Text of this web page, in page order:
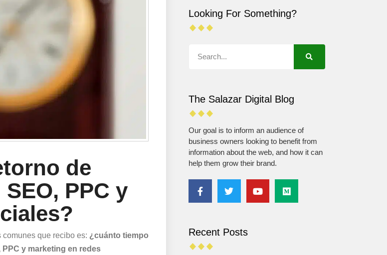
de
PPC y
que recibo es: ¿cuánto tiempo
y marketing en redes
Looking For Something?
The Salazar Digital Blog
Our goal is to inform an audience of
business owners looking to benefit from
information about the web, and how it can
help them grow their brand.
Recent Posts